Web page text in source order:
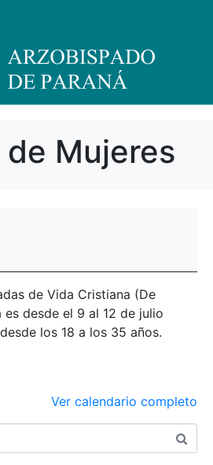
Mujeres
de Vida Cristiana (De
desde el 9 al 12 de julio
los 18 a los 35 años.
Ver calendario completo